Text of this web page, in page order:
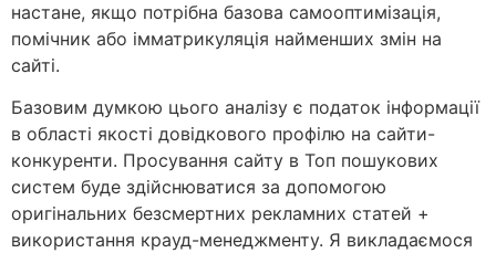
настане, якщо потрібна базова самооптимізація,
помічник або імматрикуляція найменших змін на
сайті.
Базовим думкою цього аналізу є податок інформації
в області якості довідкового профілю на сайти-
конкуренти. Просування сайту в Топ пошукових
систем буде здійснюватися за допомогою
оригінальних безсмертних рекламних статей +
використання крауд-менеджменту. Я викладаємося